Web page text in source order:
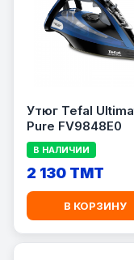
Утюг Tefal
Pure FV9848E0
В НАЛИЧИИ
2 130 TMT
В КОРЗИНУ